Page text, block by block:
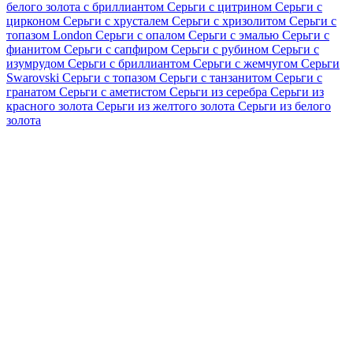
белого золота с бриллиантом Серьги с цитрином Серьги с
цирконом Серьги с хрусталем Серьги с хризолитом Серьги с
топазом London Серьги с опалом Серьги с эмалью Серьги с
фианитом Серьги с сапфиром Серьги с рубином Серьги с
изумрудом Серьги с бриллиантом Серьги с жемчугом Серьги
Swarovski Серьги с топазом Серьги с танзанитом Серьги с
гранатом Серьги с аметистом Серьги из серебра Серьги из
красного золота Серьги из желтого золота Серьги из белого
золота